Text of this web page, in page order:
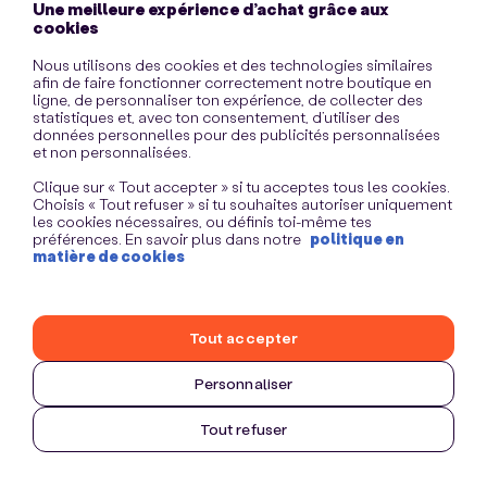
Une meilleure expérience d’achat grâce aux
cookies
Nous utilisons des cookies et des technologies similaires
afin de faire fonctionner correctement notre boutique en
ligne, de personnaliser ton expérience, de collecter des
statistiques et, avec ton consentement, d’utiliser des
données personnelles pour des publicités personnalisées
et non personnalisées.
Clique sur « Tout accepter » si tu acceptes tous les cookies.
Choisis « Tout refuser » si tu souhaites autoriser uniquement
les cookies nécessaires, ou définis toi-même tes
préférences. En savoir plus dans notre politique en
matière de cookies
Personnaliser
Tout refuser
Tout accepter